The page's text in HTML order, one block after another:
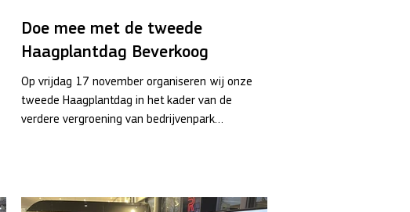
Doe mee met de tweede
Haagplantdag Beverkoog
Op vrijdag 17 november organiseren wij onze
tweede Haagplantdag in het kader van de
verdere vergroening van bedrijvenpark